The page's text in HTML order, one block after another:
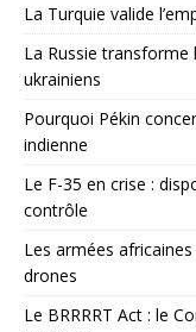
La Turquie valide
La Russie transforme
ukrainiens
Pourquoi Pékin
indienne
Le F-35 en crise :
contrôle
Les armées
drones
Le BRRRRT Act : le